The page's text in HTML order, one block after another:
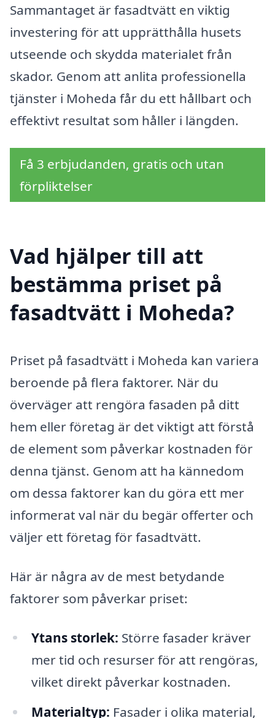
Sammantaget är fasadtvätt en viktig
investering för att upprätthålla husets
utseende och skydda materialet från
skador. Genom att anlita professionella
tjänster i Moheda får du ett hållbart och
effektivt resultat som håller i längden.
Få 3 erbjudanden, gratis och utan
förpliktelser
Vad hjälper till att
bestämma priset på
fasadtvätt i Moheda?
Priset på fasadtvätt i Moheda kan variera
beroende på flera faktorer. När du
överväger att rengöra fasaden på ditt
hem eller företag är det viktigt att förstå
de element som påverkar kostnaden för
denna tjänst. Genom att ha kännedom
om dessa faktorer kan du göra ett mer
informerat val när du begär offerter och
väljer ett företag för fasadtvätt.
Här är några av de mest betydande
faktorer som påverkar priset:
Ytans storlek: Större fasader kräver
mer tid och resurser för att rengöras,
vilket direkt påverkar kostnaden.
Materialtyp: Fasader i olika material,